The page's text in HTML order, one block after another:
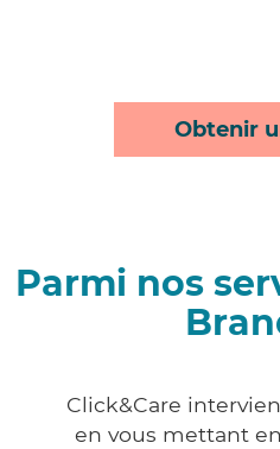
Obtenir
Parmi nos
Click&Care
en vous mettant